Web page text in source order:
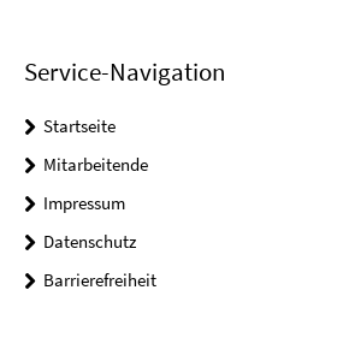
Service-Navigation
Startseite
Mitarbeitende
Impressum
Datenschutz
Barrierefreiheit